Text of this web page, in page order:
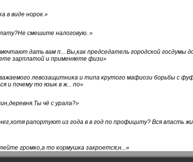
в виде норок.»
смешите налоговую. »
дать вам п... Вы,как председатель городской госдумы
зарплатой и применяете физи»
левозащитника и типа крутого мафиози борьбы с
и почему то язык в ж... по»
чё с урала?»
рапортуют из года в в год по профициту? Вся власть
громко,а то кормушка закроется,н...»